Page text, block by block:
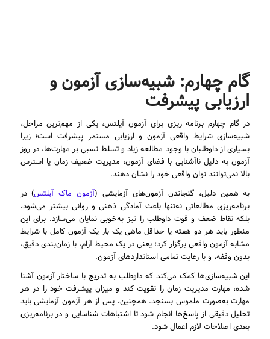
گام چهارم: شبیه‌سازی آزمون و
ارزیابی پیشرفت
در گام چهارم برنامه ریزی برای آزمون آیلتس، یکی از مهم‌ترین مراحل،
شبیه‌سازی شرایط واقعی آزمون و ارزیابی مستمر پیشرفت است؛ زیرا
بسیاری از داوطلبان با وجود مطالعه زیاد و تسلط نسبی بر مهارت‌ها، در روز
آزمون به دلیل ناآشنایی با فضای آزمون، مدیریت ضعیف زمان یا استرس
بالا نمی‌توانند توان واقعی خود را نشان دهند.
به همین دلیل، گنجاندن آزمون‌های آزمایشی (آزمون ماک آیلتس) در
برنامه‌ریزی مطالعاتی نه‌تنها باعث آمادگی ذهنی و روانی بیشتر می‌شود،
بلکه نقاط ضعف و قوت داوطلب را نیز به‌خوبی نمایان می‌سازد. برای این
منظور باید هر دو هفته یا حداقل ماهی یک بار یک آزمون کامل با شرایط
مشابه آزمون واقعی برگزار کرد؛ یعنی در یک محیط آرام، با زمان‌بندی دقیق،
بدون وقفه، و با رعایت تمامی استانداردهای آزمون.
این شبیه‌سازی‌ها کمک می‌کند که داوطلب به تدریج با ساختار آزمون آشنا
شده، مهارت مدیریت زمان را تقویت کند و میزان پیشرفت خود را در هر
مهارت به‌صورت ملموس بسنجد. همچنین، پس از هر آزمون آزمایشی باید
تحلیل دقیقی از پاسخ‌ها انجام شود تا اشتباهات شناسایی و در برنامه‌ریزی
بعدی اصلاحات لازم اعمال شود.